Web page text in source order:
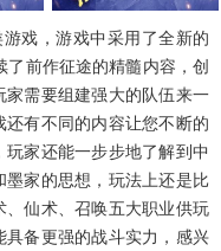
游戏，游戏中采用了全新的
了前作征途的精髓内容，创
需要组建强大的队伍来一
有不同的内容让您不断的
玩家还能一步步地了解到中
家的思想，玩法上还是比
仙术、召唤五大职业供玩
具备更强的战斗实力，感兴